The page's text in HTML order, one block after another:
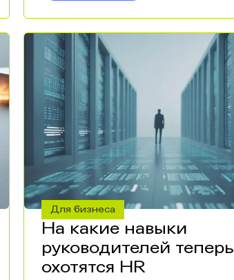
Для бизнеса
На какие навыки
руководителей теперь
охотятся HR